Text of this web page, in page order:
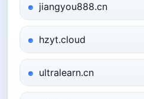
jiangyou888.cn
hzyt.cloud
ultralearn.cn